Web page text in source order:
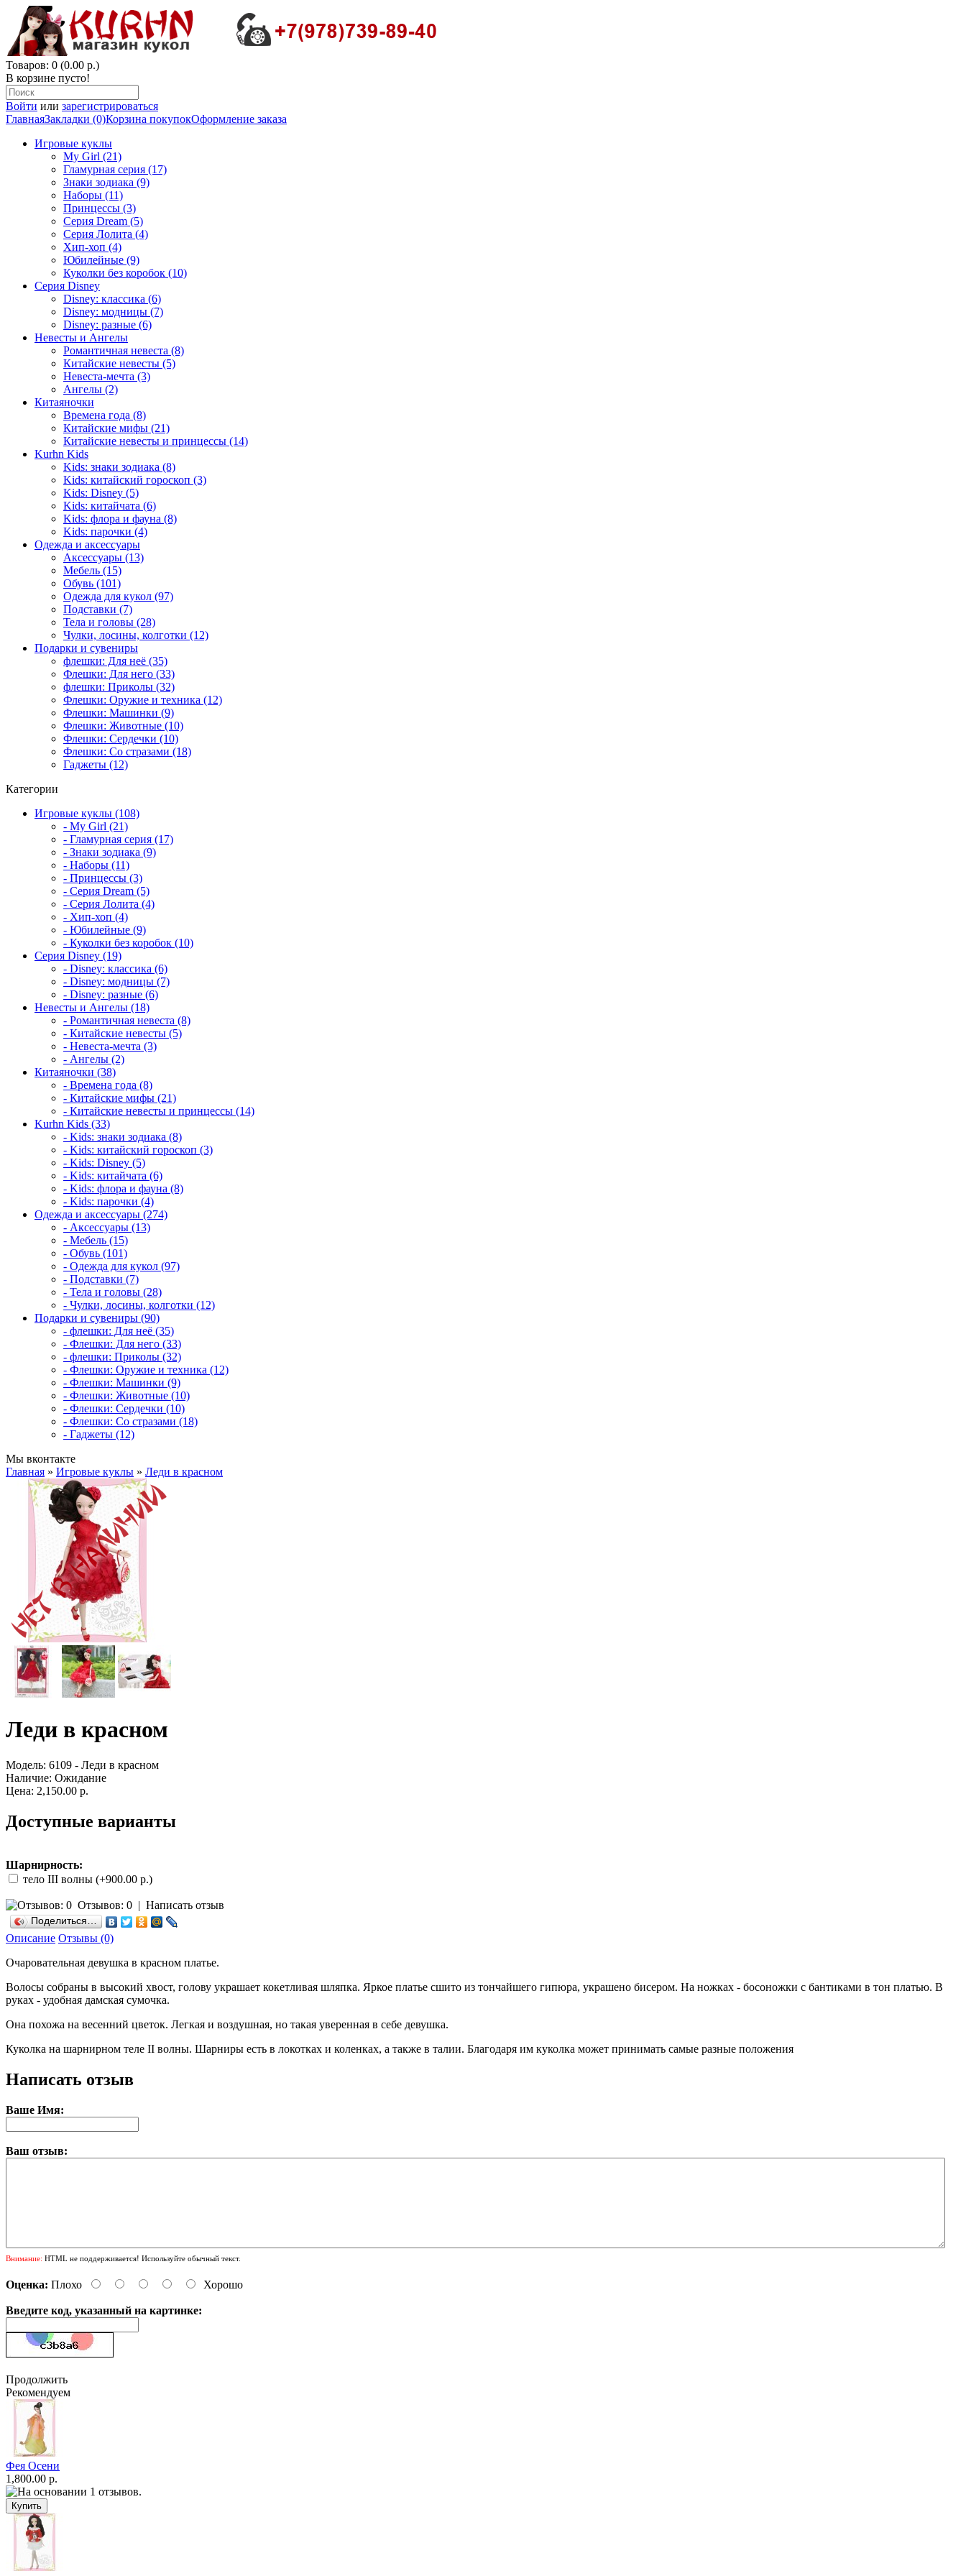
Товаров: 0 (0.00 р.)
В корзине пусто!
Войти или зарегистрироваться
ГлавнаяЗакладки (0)Корзина покупокОформление заказа
Игровые куклы
My Girl (21)
Гламурная серия (17)
Знаки зодиака (9)
Наборы (11)
Принцессы (3)
Серия Dream (5)
Серия Лолита (4)
Хип-хоп (4)
Юбилейные (9)
Куколки без коробок (10)
Серия Disney
Disney: классика (6)
Disney: модницы (7)
Disney: разные (6)
Невесты и Ангелы
Романтичная невеста (8)
Китайские невесты (5)
Невеста-мечта (3)
Ангелы (2)
Китаяночки
Времена года (8)
Китайские мифы (21)
Китайские невесты и принцессы (14)
Kurhn Kids
Kids: знаки зодиака (8)
Kids: китайский гороскоп (3)
Kids: Disney (5)
Kids: китайчата (6)
Kids: флора и фауна (8)
Kids: парочки (4)
Одежда и аксессуары
Аксессуары (13)
Мебель (15)
Обувь (101)
Одежда для кукол (97)
Подставки (7)
Тела и головы (28)
Чулки, лосины, колготки (12)
Подарки и сувениры
флешки: Для неё (35)
Флешки: Для него (33)
флешки: Приколы (32)
Флешки: Оружие и техника (12)
Флешки: Машинки (9)
Флешки: Животные (10)
Флешки: Сердечки (10)
Флешки: Со стразами (18)
Гаджеты (12)
Категории
Игровые куклы (108)
- My Girl (21)
- Гламурная серия (17)
- Знаки зодиака (9)
- Наборы (11)
- Принцессы (3)
- Серия Dream (5)
- Серия Лолита (4)
- Хип-хоп (4)
- Юбилейные (9)
- Куколки без коробок (10)
Серия Disney (19)
- Disney: классика (6)
- Disney: модницы (7)
- Disney: разные (6)
Невесты и Ангелы (18)
- Романтичная невеста (8)
- Китайские невесты (5)
- Невеста-мечта (3)
- Ангелы (2)
Китаяночки (38)
- Времена года (8)
- Китайские мифы (21)
- Китайские невесты и принцессы (14)
Kurhn Kids (33)
- Kids: знаки зодиака (8)
- Kids: китайский гороскоп (3)
- Kids: Disney (5)
- Kids: китайчата (6)
- Kids: флора и фауна (8)
- Kids: парочки (4)
Одежда и аксессуары (274)
- Аксессуары (13)
- Мебель (15)
- Обувь (101)
- Одежда для кукол (97)
- Подставки (7)
- Тела и головы (28)
- Чулки, лосины, колготки (12)
Подарки и сувениры (90)
- флешки: Для неё (35)
- Флешки: Для него (33)
- флешки: Приколы (32)
- Флешки: Оружие и техника (12)
- Флешки: Машинки (9)
- Флешки: Животные (10)
- Флешки: Сердечки (10)
- Флешки: Со стразами (18)
- Гаджеты (12)
Мы вконтакте
Главная » Игровые куклы » Леди в красном
Леди в красном
Модель: 6109 - Леди в красном
Наличие: Ожидание
Цена: 2,150.00 р.
Доступные варианты
Шарнирность:
тело III волны (+900.00 р.)
Отзывов: 0 | Написать отзыв
Поделиться…
Описание Отзывы (0)
Очаровательная девушка в красном платье.
Волосы собраны в высокий хвост, голову украшает кокетливая шляпка. Яркое платье сшито из тончайшего гипюра, украшено бисером. На ножках - босоножки с бантиками в тон платью. В
руках - удобная дамская сумочка.
Она похожа на весенний цветок. Легкая и воздушная, но такая уверенная в себе девушка.
Куколка на шарнирном теле II волны. Шарниры есть в локотках и коленках, а также в талии. Благодаря им куколка может принимать самые разные положения
Написать отзыв
Ваше Имя:
Ваш отзыв:
Внимание: HTML не поддерживается! Используйте обычный текст.
Оценка: Плохо Хорошо
Введите код, указанный на картинке:
Продолжить
Рекомендуем
Фея Осени
1,800.00 р.